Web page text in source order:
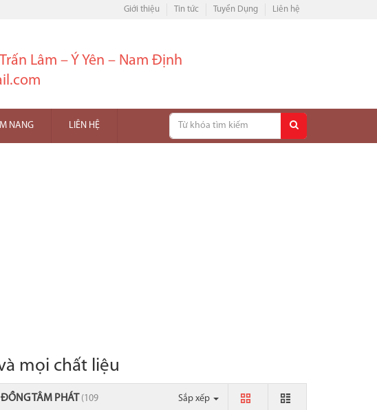
Giới thiệu Tin tức Tuyển Dụng Liên hệ
Lâm – Ý Yên – Nam Định
NANG LIÊN HỆ
mọi chất liệu
TÂM PHÁT (109
Sắp xếp